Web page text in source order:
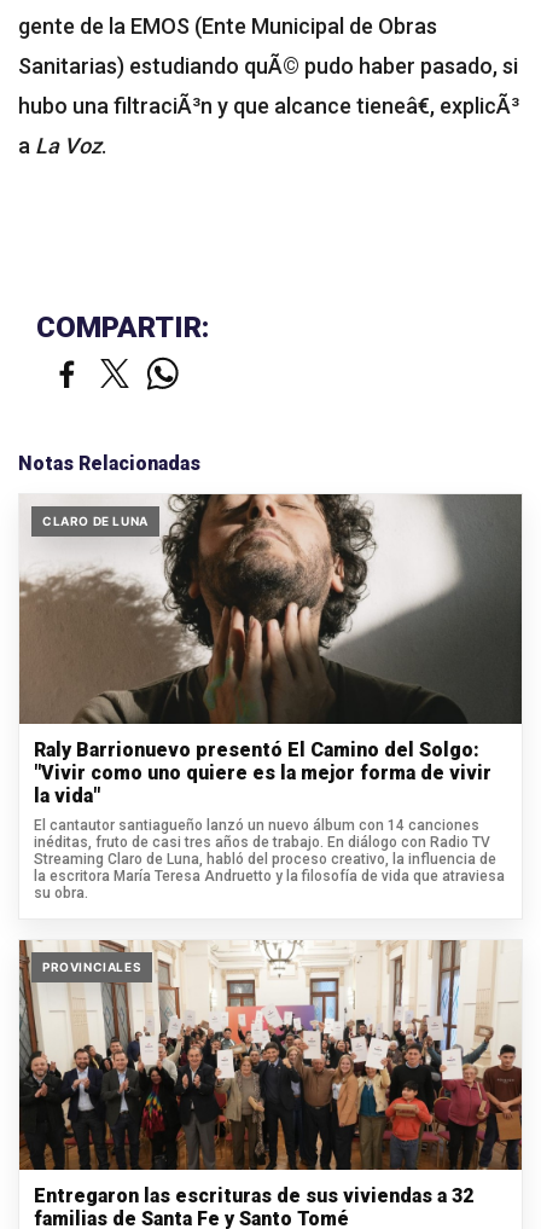
gente de la EMOS (Ente Municipal de Obras
Sanitarias) estudiando quÃ© pudo haber pasado, si
hubo una filtraciÃ³n y que alcance tieneâ€, explicÃ³
a La Voz.
COMPARTIR:
Notas Relacionadas
CLARO DE LUNA
Raly Barrionuevo presentó El Camino del Solgo:
"Vivir como uno quiere es la mejor forma de vivir
la vida"
El cantautor santiagueño lanzó un nuevo álbum con 14 canciones
inéditas, fruto de casi tres años de trabajo. En diálogo con Radio TV
Streaming Claro de Luna, habló del proceso creativo, la influencia de
la escritora María Teresa Andruetto y la filosofía de vida que atraviesa
su obra.
PROVINCIALES
Entregaron las escrituras de sus viviendas a 32
familias de Santa Fe y Santo Tomé